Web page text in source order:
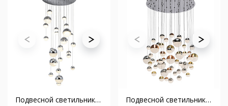
Подвесной светильник Sphere LED 27L Ø80 хром BLUETOOTH CCT 500 см Подвесной светильник Sphere Ø140 55L BLUETOOTH цветной